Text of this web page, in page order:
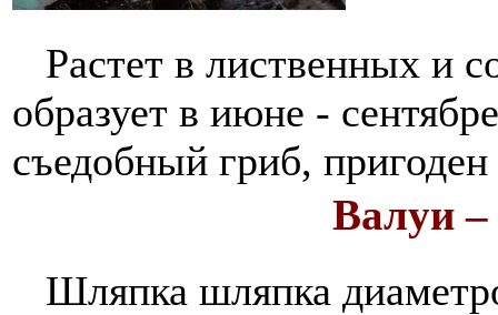
Растет в лиственных и
образует в июне -
съедобный гриб, пригоден
Валуи
Шляпка шляпка